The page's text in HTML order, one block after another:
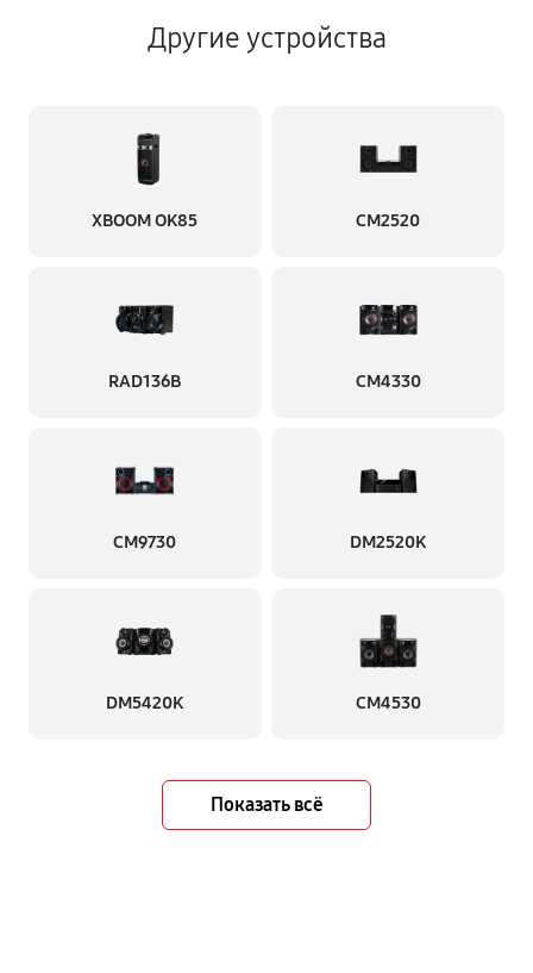
Другие устройства
XBOOM OK85 CM2520
RAD136B CM4330
CM9730 DM2520K
DM5420K CM4530
Показать всё